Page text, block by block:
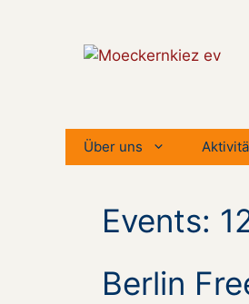
Über uns
Events:
Berlin